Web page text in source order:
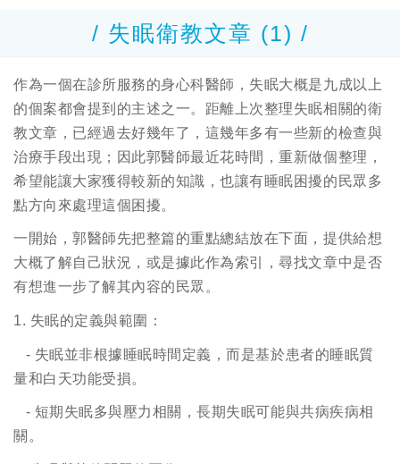
/ 失眠衛教文章 (1) /
作為一個在診所服務的身心科醫師，失眠大概是九成以上
的個案都會提到的主述之一。距離上次整理失眠相關的衛
教文章，已經過去好幾年了，這幾年多有一些新的檢查與
治療手段出現；因此郭醫師最近花時間，重新做個整理，
希望能讓大家獲得較新的知識，也讓有睡眠困擾的民眾多
點方向來處理這個困擾。
一開始，郭醫師先把整篇的重點總結放在下面，提供給想
大概了解自己狀況，或是據此作為索引，尋找文章中是否
有想進一步了解其內容的民眾。
1. 失眠的定義與範圍：
- 失眠並非根據睡眠時間定義，而是基於患者的睡眠質
量和白天功能受損。
- 短期失眠多與壓力相關，長期失眠可能與共病疾病相
關。